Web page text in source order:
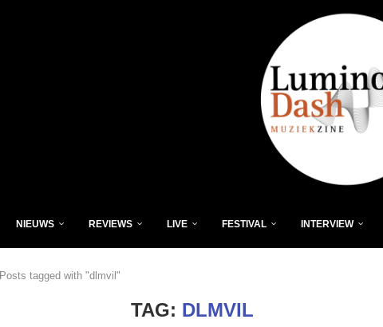
NIEUWS REVIEWS LIVE FESTIVAL INTERVIEW
Posts tagged with "dlmvil"
TAG: DLMVIL